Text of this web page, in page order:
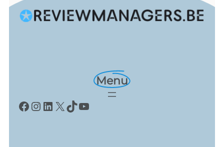
Menu
Facebook
Instagram
LinkedIn
X TikTok
YouTube